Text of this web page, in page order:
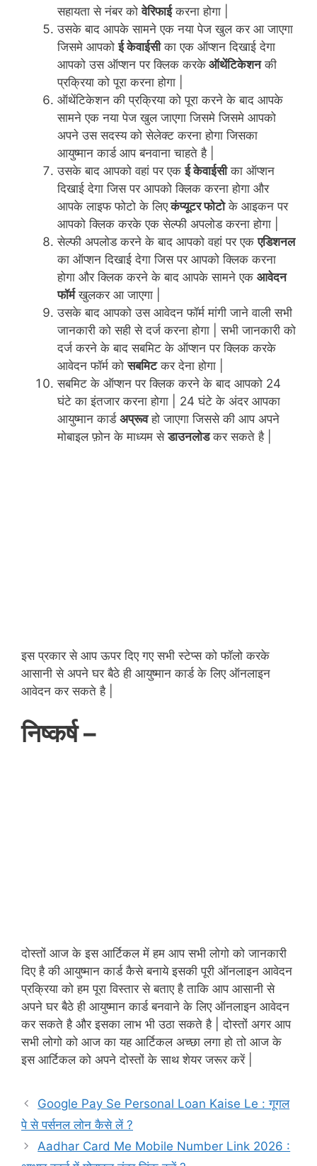
सहायता से नंबर कोवेरिफाईकरना होगा |
उसके बाद आपके सामने एक नया पेज खुल कर आ जाएगा
जिसमे आपकोई केवाईसीका एक ऑप्शन दिखाई देगा
आपको उस ऑप्शन पर क्लिक करके ऑथेंटिकेशनकी
प्रक्रिया को पूरा करना होगा |
ऑथेंटिकेशन की प्रक्रिया को पूरा करने के बाद आपके
सामने एक नया पेज खुल जाएगा जिसमे जिसमे आपको
अपने उस सदस्य को सेलेक्ट करना होगा जिसका
आयुष्मान कार्ड आप बनवाना चाहते है |
उसके बाद आपको वहां पर एकई केवाईसीका ऑप्शन
दिखाई देगा जिस पर आपको क्लिक करना होगा और
आपके लाइफ फोटो के लिएकंप्यूटर फोटोके आइकन पर
आपको क्लिक करके एक सेल्फी अपलोड करना होगा |
सेल्फी अपलोड करने के बाद आपको वहां पर एकएडिशनल
का ऑप्शन दिखाई देगा जिस पर आपको क्लिक करना
होगा और क्लिक करने के बाद आपके सामने एक आवेदन
फॉर्मखुलकर आ जाएगा |
उसके बाद आपको उस आवेदन फॉर्म मांगी जाने वाली सभी
जानकारी को सही से दर्ज करना होगा | सभी जानकारी को
दर्ज करने के बाद सबमिट के ऑप्शन पर क्लिक करके
आवेदन फॉर्म कोसबमिटकर देना होगा |
सबमिट के ऑप्शन पर क्लिक करने के बाद आपको 24
घंटे का इंतजार करना होगा | 24 घंटे के अंदर आपका
आयुष्मान कार्ड अप्रूवहो जाएगा जिससे की आप अपने
मोबाइल फ़ोन के माध्यम सेडाउनलोडकर सकते है |
इस प्रकार से आप ऊपर दिए गए सभी स्टेप्स को फॉलो करके
आसानी से अपने घर बैठे ही आयुष्मान कार्ड के लिए ऑनलाइन
आवेदन कर सकते है |
निष्कर्ष –
दोस्तों आज के इस आर्टिकल में हम आप सभी लोगो को जानकारी
दिए है की आयुष्मान कार्ड कैसे बनाये इसकी पूरी ऑनलाइन आवेदन
प्रक्रिया को हम पूरा विस्तार से बताए है ताकि आप आसानी से
अपने घर बैठे ही आयुष्मान कार्ड बनवाने के लिए ऑनलाइन आवेदन
कर सकते है और इसका लाभ भी उठा सकते है | दोस्तों अगर आप
सभी लोगो को आज का यह आर्टिकल अच्छा लगा हो तो आज के
इस आर्टिकल को अपने दोस्तों के साथ शेयर जरूर करें |
Google Pay Se Personal Loan Kaise Le : गूगल
पे से पर्सनल लोन कैसे लें ?
Aadhar Card Me Mobile Number Link 2026 :